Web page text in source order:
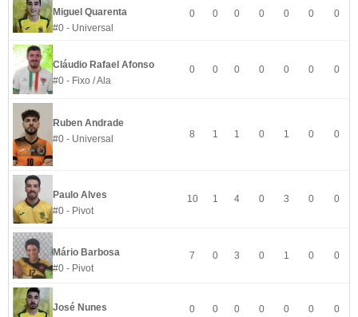
Miguel Quarenta
#0 - Universal
0 0 0 0 0 0 0
Cláudio Rafael Afonso
#0 - Fixo / Ala
0 0 0 0 0 0 0
Ruben Andrade
#0 - Universal
8 1 1 0 1 0 0
Paulo Alves
#0 - Pivot
10 1 4 0 3 0 0
Mário Barbosa
#0 - Pivot
7 0 3 0 1 0 0
José Nunes
0 0 0 0 0 0 0